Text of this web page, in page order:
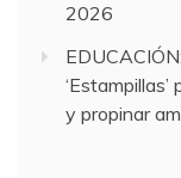
2026
y propinar